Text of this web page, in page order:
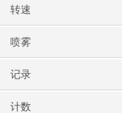
转速
喷雾
记录
计数